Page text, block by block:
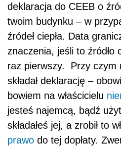
deklaracja do CEEB o
twoim budynku – w
źródeł ciepła. Data
znaczenia, jeśli to źródło
raz pierwszy. Przy czym
składał deklarację –
bowiem na właścicielu
jesteś najemcą, bądź
składałeś jej, a zrobił to
prawo do tej dopłaty.